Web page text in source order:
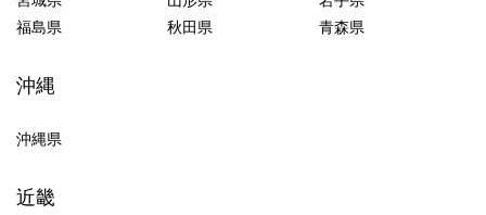
福島県
秋田県 青森県
沖縄
沖縄県
近畿